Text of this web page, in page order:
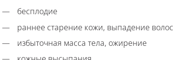
бесплодие
раннее старение кожи, выпадение волос
избыточная масса тела, ожирение